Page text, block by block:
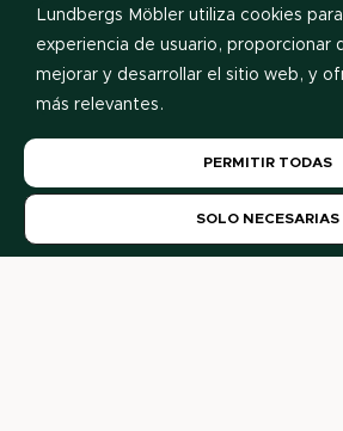
Lundbergs Möbler utiliza cookies
experiencia de usuario, proporcionar
mejorar y desarrollar el sitio web, y
más relevantes.
cambiar su elección más tarde,
de la página.
SOLO NECESARIAS
PERMITIR TODAS